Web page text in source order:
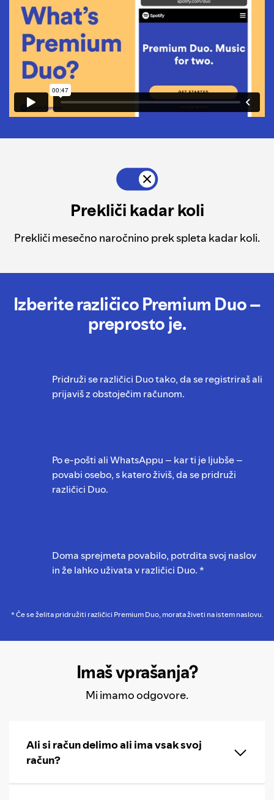
Prekliči kadar koli
Prekliči mesečno naročnino prek spleta kadar koli.
Izberite različico Premium Duo –
preprosto je.
Pridruži se različici Duo tako, da se registriraš ali
prijaviš z obstoječim računom.
Po e-pošti ali WhatsAppu – kar ti je ljubše –
povabi osebo, s katero živiš, da se pridruži
različici Duo.
Doma sprejmeta povabilo, potrdita svoj naslov
in že lahko uživata v različici Duo. *
* Če se želita pridružiti različici Premium Duo, morata živeti na istem naslovu.
Imaš vprašanja?
Mi imamo odgovore.
Ali si račun delimo ali ima vsak svoj
račun?